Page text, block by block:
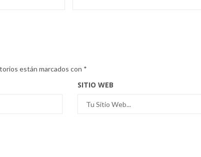
están marcados con *
SITIO WEB